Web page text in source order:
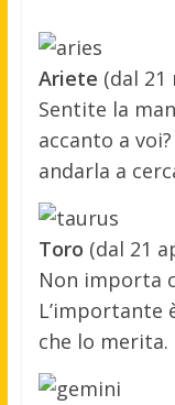
Ariete (dal 21
Sentite la
accanto a
andarla a
Toro (dal 21
Non importa
L’importante
che lo merita.